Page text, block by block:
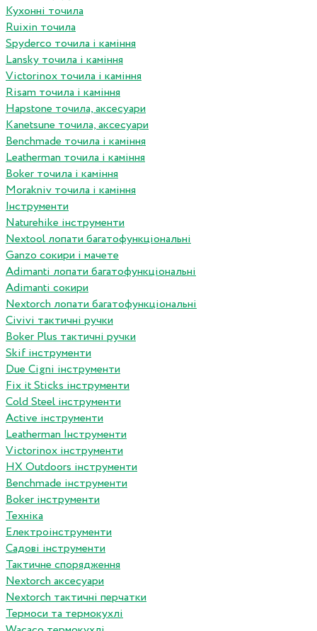
Кухонні точила
Ruixin точила
Spyderco точила і каміння
Lansky точила і каміння
Victorinox точила і каміння
Risam точила і каміння
Hapstone точила, аксесуари
Kanetsune точила, аксесуари
Benchmade точила і каміння
Leatherman точила і каміння
Boker точила і каміння
Morakniv точила і каміння
Інструменти
Naturehike інструменти
Nextool лопати багатофункціональні
Ganzo сокири і мачете
Adimanti лопати багатофункціональні
Adimanti сокири
Nextorch лопати багатофункціональні
Сivivi тактичні ручки
Boker Plus тактичні ручки
Skif інструменти
Due Cigni інструменти
Fix it Sticks інструменти
Сold Steel інструменти
Active інструменти
Leatherman Інструменти
Victorinox інструменти
HX Outdoors інструменти
Benchmade інструменти
Boker інструменти
Техніка
Електроінструменти
Садові інструменти
Тактичне спорядження
Nextorch аксесуари
Nextorch тактичні перчатки
Термоси та термокухлі